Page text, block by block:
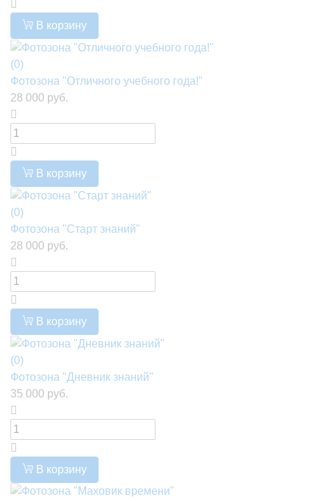
В корзину
(0)
Фотозона "Отличного учебного года!"
28 000 руб.
В корзину
(0)
Фотозона "Старт знаний"
28 000 руб.
В корзину
(0)
Фотозона "Дневник знаний"
35 000 руб.
В корзину